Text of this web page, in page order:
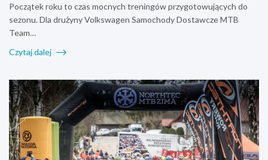
Początek roku to czas mocnych treningów przygotowujących do
sezonu. Dla drużyny Volkswagen Samochody Dostawcze MTB
Team…
Czytaj dalej